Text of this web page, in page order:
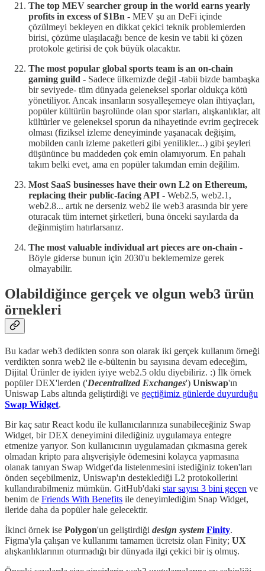
The top MEV searcher group in the world earns yearly
profits in excess of $1Bn - MEV şu an DeFi içinde
çözülmeyi bekleyen en dikkat çekici teknik problemlerden
birisi, çözüme ulaşılacağı bence de kesin ve tabii ki çözen
protokole getirisi de çok büyük olacaktır.
The most popular global sports team is an on-chain
gaming guild - Sadece ülkemizde değil -tabii bizde bambaşka
bir seviyede- tüm dünyada geleneksel sporlar oldukça kötü
yönetiliyor. Ancak insanların sosyalleşemeye olan ihtiyaçları,
popüler kültürün başrolünde olan spor starları, alışkanlıklar, alt
kültürler ve geleneksel sporun da nihayetinde evrim geçirecek
olması (fiziksel izleme deneyiminde yaşanacak değişim,
mobilden canlı izleme paketleri gibi yenilikler...) gibi şeyleri
düşününce bu maddeden çok emin olamıyorum. En pahalı
takım belki evet, ama en popüler takımdan emin değilim.
Most SaaS businesses have their own L2 on Ethereum,
replacing their public-facing API - Web2.5, web2.1,
web2.8... artık ne derseniz web2 ile web3 arasında bir yere
oturacak tüm internet şirketleri, buna önceki sayılarda da
değinmiştim hatırlarsanız.
The most valuable individual art pieces are on-chain -
Böyle giderse bunun için 2030'u beklememize gerek
olmayabilir.
Olabildiğince gerçek ve olgun web3 ürün
örnekleri
Bu kadar web3 dedikten sonra son olarak iki gerçek kullanım örneği
verdikten sonra web2 ile e-bültenin bu sayısına devam edeceğim,
Dijital Ürünler de iyiden iyiye web2.5 oldu diyebiliriz. :) İlk örnek
popüler DEX'lerden ('Decentralized Exchanges') Uniswap'ın
Uniswap Labs altında geliştirdiği ve geçtiğimiz günlerde duyurduğu
Swap Widget.
Bir kaç satır React kodu ile kullanıcılarınıza sunabileceğiniz Swap
Widget, bir DEX deneyimini dilediğiniz uygulamaya entegre
etmenize yarıyor. Son kullanıcının uygulamadan çıkmasına gerek
olmadan kripto para alışverişiyle ödemesini kolayca yapmasına
olanak tanıyan Swap Widget'da listelenmesini istediğiniz token'ları
önden seçebilmeniz, Uniswap'ın desteklediği L2 protokollerini
kullandırabilmeniz mümkün. GitHub'daki star sayısı 3 bini geçen ve
benim de Friends With Benefits ile deneyimlediğim Snap Widget,
ileride daha da popüler hale gelecektir.
İkinci örnek ise Polygon'un geliştirdiği design system Finity.
Figma'yla çalışan ve kullanımı tamamen ücretsiz olan Finity; UX
alışkanlıklarının oturmadığı bir dünyada ilgi çekici bir iş olmuş.